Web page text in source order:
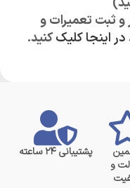
و ثبت تعمیرات و
در اینجا کلیککنید.
و
پشتیبانی ۲۴ ساعته